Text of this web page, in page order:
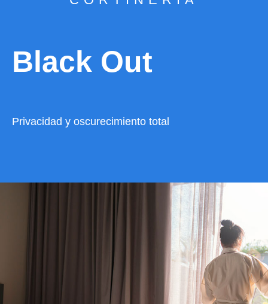
Black Out
Privacidad y oscurecimiento total